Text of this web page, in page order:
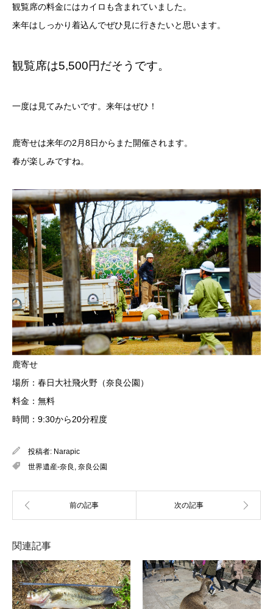
観覧席の料金にはカイロも含まれていました。
来年はしっかり着込んでぜひ見に行きたいと思います。
観覧席は5,500円だそうです。
一度は見てみたいです。来年はぜひ！
鹿寄せは来年の2月8日からまた開催されます。
春が楽しみですね。
鹿寄せ
場所：春日大社飛火野（奈良公園）
料金：無料
時間：9:30から20分程度
投稿者: Narapic
世界遺産-奈良 , 奈良公園
関連記事